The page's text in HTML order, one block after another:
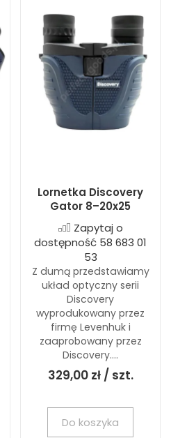
Lornetka Discovery
Gator 8–20x25
Zapytaj o
dostępność 58 683 01
53
Z dumą przedstawiamy
układ optyczny serii
Discovery
wyprodukowany przez
firmę Levenhuk i
zaaprobowany przez
Discovery....
329,00 zł / szt.
Do koszyka